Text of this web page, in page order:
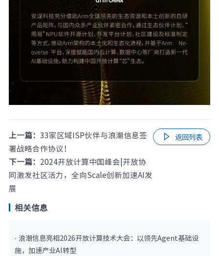
上一篇： 33家区域ISP伙伴与浪潮信息签
署战略合作协议！
下一篇： 2024开放计算中国峰会|开放协
同激发社区活力，全向Scale创新加速AI发
展
 返回列表
相关信息
· 浪潮信息亮相2026开放计算技术大会：以领先Agent基础设
施，加速产业AI转型